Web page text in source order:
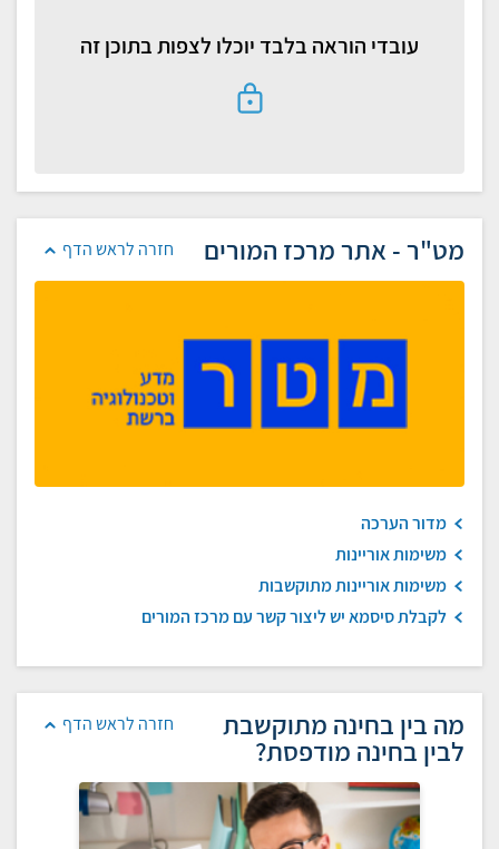
עובדי הוראה בלבד יוכלו לצפות בתוכן זה
חזרה לראש הדף מט"ר - אתר מרכז המורים
מדור הערכה
משימות אוריינות
משימות אוריינות מתוקשבות
לקבלת סיסמא יש ליצור קשר עם מרכז המורים
חזרה לראש הדף מה בין בחינה מתוקשבת
לבין בחינה מודפסת?